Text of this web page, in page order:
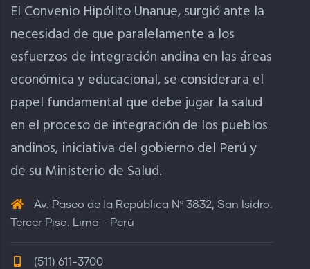
El Convenio Hipólito Unanue, surgió ante la
necesidad de que paralelamente a los
esfuerzos de integración andina en las áreas
económica y educacional, se considerara el
papel fundamental que debe jugar la salud
en el proceso de integración de los pueblos
andinos, iniciativa del gobierno del Perú y
de su Ministerio de Salud.
Av. Paseo de la República Nº 3832, San Isidro.
Tercer Piso. Lima - Perú
(511) 611-3700